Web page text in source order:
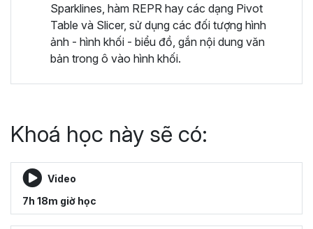
Sparklines, hàm REPR hay các dạng Pivot
Table và Slicer, sử dụng các đối tượng hình
ảnh - hình khối - biểu đồ, gắn nội dung văn
bản trong ô vào hình khối.
Khoá học này sẽ có:
Video
7h 18m giờ học